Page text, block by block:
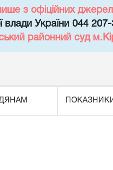
з офіційних джерел
влади України 044
районний суд